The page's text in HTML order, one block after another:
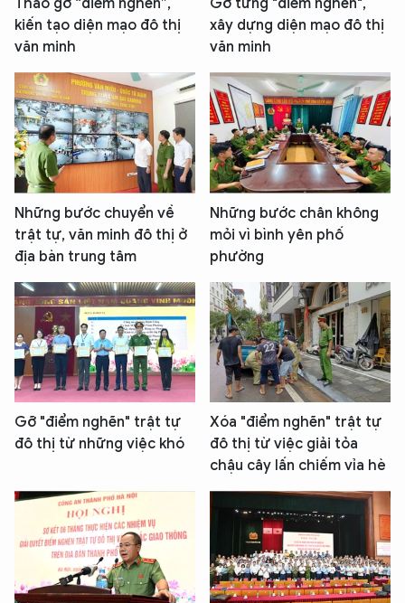
Tháo gỡ “điểm nghẽn”,
kiến tạo diện mạo đô thị
văn minh
Gỡ từng "điểm nghẽn",
xây dựng diện mạo đô thị
văn minh
Những bước chuyển về
trật tự, văn minh đô thị ở
địa bàn trung tâm
Những bước chân không
mỏi vì bình yên phố
phường
Gỡ "điểm nghẽn" trật tự
đô thị từ những việc khó
Xóa "điểm nghẽn" trật tự
đô thị từ việc giải tỏa
chậu cây lấn chiếm vỉa hè